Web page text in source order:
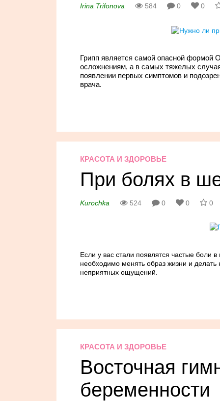
Irina Trifonova 584 0 0
Грипп является самой опасной формой
осложнениям, а в самых тяжелых
появлении первых симптомов и
врача.
КРАСОТА И ЗДОРОВЬЕ
При болях в
Kurochka 524 0 0 0
Если у вас стали появлятся частые боли
необходимо менять образ жизни и
неприятных ощущений.
КРАСОТА И ЗДОРОВЬЕ
Восточная
беременности